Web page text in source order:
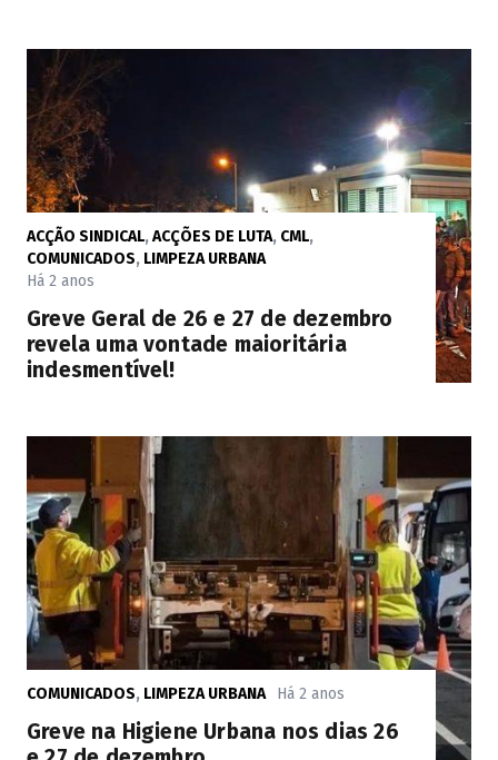
ACÇÃO SINDICAL,ACÇÕES DE LUTA, CML,
COMUNICADOS, LIMPEZA URBANA
Há 2 anos
Greve Geral de 26 e 27 de dezembro
revela uma vontade maioritária
indesmentível!
COMUNICADOS, LIMPEZA URBANA Há 2 anos
Greve na Higiene Urbana nos dias 26